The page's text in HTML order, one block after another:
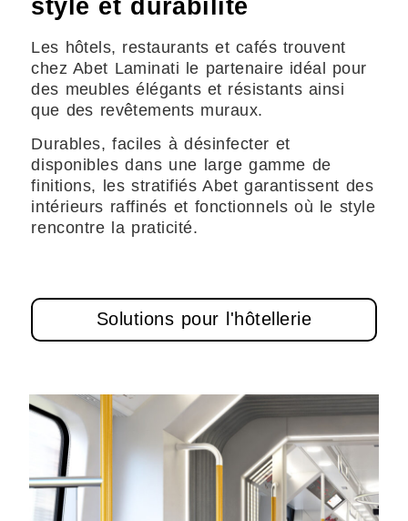
style et durabilité
Les hôtels, restaurants et cafés trouvent
chez Abet Laminati le partenaire idéal pour
des meubles élégants et résistants ainsi
que des revêtements muraux.
Durables, faciles à désinfecter et
disponibles dans une large gamme de
finitions, les stratifiés Abet garantissent des
intérieurs raffinés et fonctionnels où le style
rencontre la praticité.
Solutions pour l'hôtellerie